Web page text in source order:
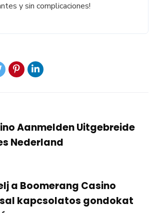
y sin complicaciones!
Aanmelden Uitgebreide
Nederland
a Boomerang Casino
kapcsolatos gondokat